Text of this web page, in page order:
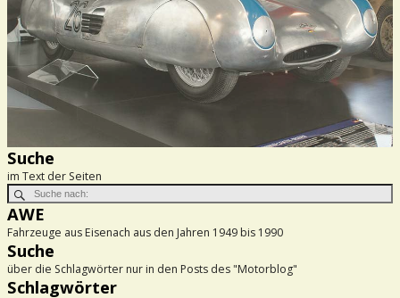
Suche
im Text der Seiten
AWE
Fahrzeuge aus Eisenach aus den Jahren 1949 bis 1990
Suche
über die Schlagwörter nur in den Posts des "Motorblog"
Schlagwörter